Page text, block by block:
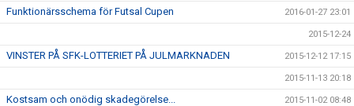
Funktionärsschema för Futsal Cupen 2016-01-27 23:01
2015-12-24
VINSTER PÅ SFK-LOTTERIET PÅ JULMARKNADEN 2015-12-12 17:15
2015-11-13 20:18
Kostsam och onödig skadegörelse... 2015-11-02 08:48